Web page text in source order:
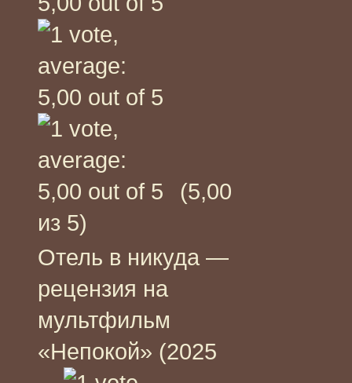
(5,00
из 5)
Отель в никуда —
рецензия на
мультфильм
«Непокой» (2025